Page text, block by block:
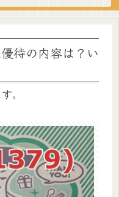
待の内容は？い
。